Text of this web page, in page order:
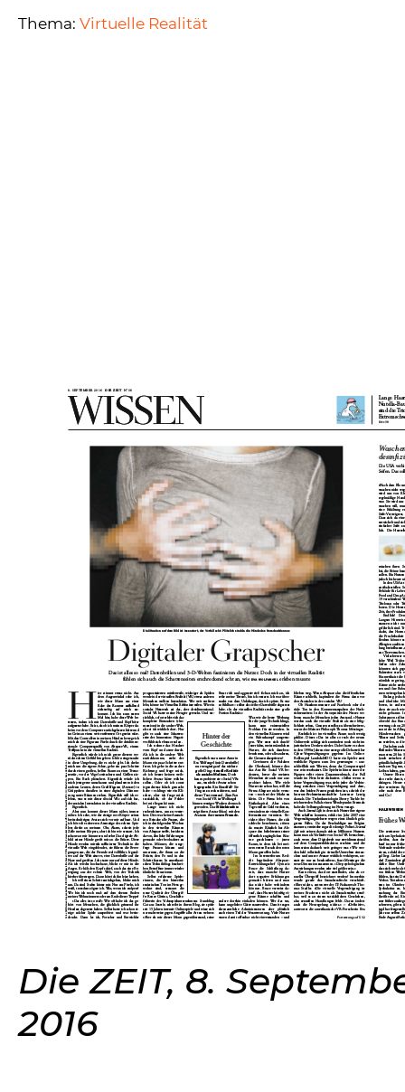
Thema: Virtuelle Realität
Die ZEIT, 8.
2016